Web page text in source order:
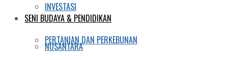
SENI BUDAYA & PENDIDIKAN
NUSANTARA
INVESTASI
PERTANIAN DAN PERKEBUNAN